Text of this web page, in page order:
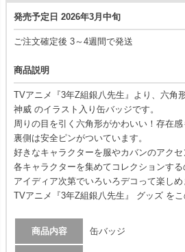
発売予定日 2026年3月中旬
ご注文確定後 3～4週間で発送
商品説明
TVアニメ『3年Z組銀八先生』より、六角
神威 のイラスト入り缶バッジです。
周りの目を引く六角形がかわいい！存在感
裏側は安全ピンがついています。
好きなキャラクターを服やカバンのアク
各キャラクターを集めてコレクションす
アイディア次第でいろいろデコって楽しめ
TVアニメ『3年Z組銀八先生』 グッズ をこ
商品内容 缶バッジ